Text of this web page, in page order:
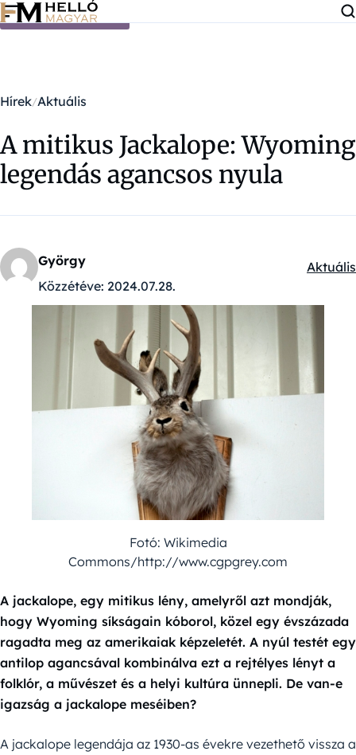
Ugrás a tartalomra
Hírek Aktuális
A mitikus Jackalope: Wyoming
legendás agancsos nyula
György
Közzétéve: 2024.07.28.
Aktuális
Fotó: Wikimedia
Commons/http://www.cgpgrey.com
A jackalope, egy mitikus lény, amelyről azt mondják,
hogy Wyoming síkságain kóborol, közel egy évszázada
ragadta meg az amerikaiak képzeletét. A nyúl testét egy
antilop agancsával kombinálva ezt a rejtélyes lényt a
folklór, a művészet és a helyi kultúra ünnepli. De van-e
igazság a jackalope meséiben?
A jackalope legendája az 1930-as évekre vezethető vissza a